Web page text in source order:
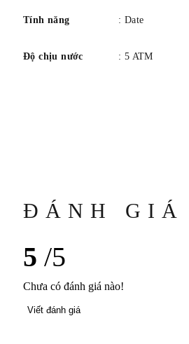
Chỉ số: Gilt
Tính năng : Date
Độ chịu nước : 5 ATM
ĐÁNH GIÁ
5 /5
Chưa có đánh giá nào!
Viết đánh giá